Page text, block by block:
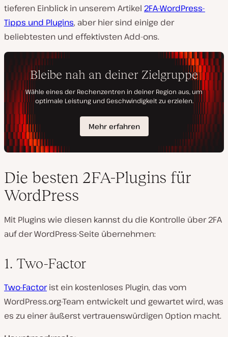
tieferen Einblick in unserem Artikel 2FA-WordPress-
Tipps und Plugins, aber hier sind einige der
beliebtesten und effektivsten Add-ons.
Die besten 2FA-Plugins für
WordPress
Mit Plugins wie diesen kannst du die Kontrolle über 2FA
auf der WordPress-Seite übernehmen:
1. Two-Factor
Two-Factorist ein kostenloses Plugin, das vom
WordPress.org-Team entwickelt und gewartet wird, was
es zu einer äußerst vertrauenswürdigen Option macht.